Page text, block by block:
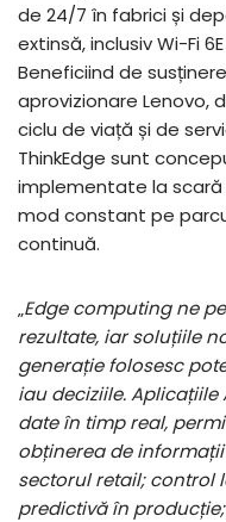
de 24/7 în fabrici și
extinsă, inclusiv Wi-Fi
Beneficiind de
aprovizionare Lenovo,
ciclu de viață și de
ThinkEdge sunt
implementate la scară
mod constant pe
continuă.
„Edge computing ne
rezultate, iar soluțiile
generație folosesc
iau deciziile. Aplicațiile
date în timp real,
obținerea de
sectorul retail; control
predictivă în